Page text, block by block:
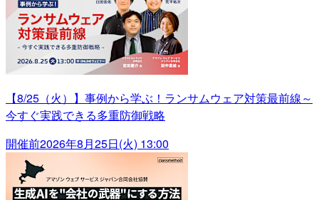
【8/25（火）】事例から学ぶ！ランサムウェア対策最前線～
今すぐ実践できる多重防御戦略
開催前2026年8月25日(火) 13:00